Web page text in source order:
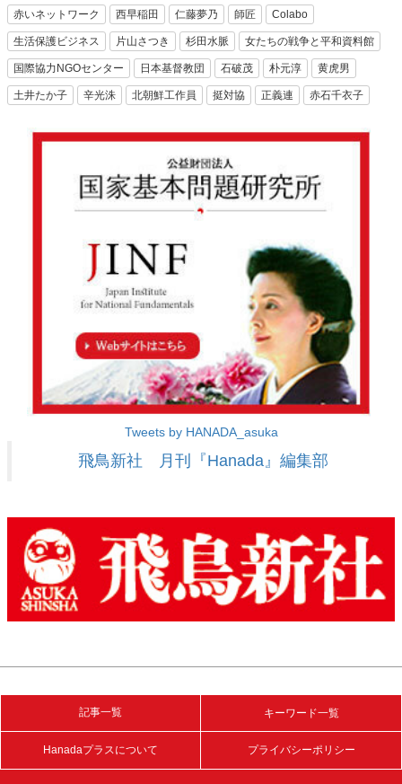
赤いネットワーク 西早稲田 仁藤夢乃 師匠 Colabo
生活保護ビジネス 片山さつき 杉田水脈 女たちの戦争と平和資料館
国際協力NGOセンター 日本基督教団 石破茂 朴元淳 黄虎男
土井たか子 辛光洙 北朝鮮工作員 挺対協 正義連 赤石千衣子
Tweets by HANADA_asuka
飛鳥新社 月刊『Hanada』編集部
記事一覧 キーワード一覧
Hanadaプラスについて プライバシーポリシー